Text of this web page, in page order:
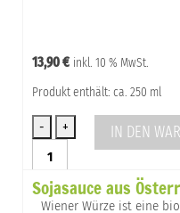
13,90€ inkl. 10 % MwSt.
Produkt enthält: ca. 250 ml
.
Reiswein
zum
IN DEN
Sojasauce aus
Wiener Würze ist eine